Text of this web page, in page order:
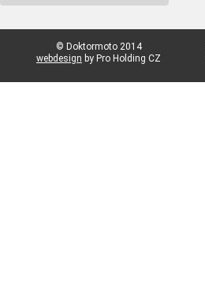
© Doktormoto 2014
webdesign by Pro Holding CZ